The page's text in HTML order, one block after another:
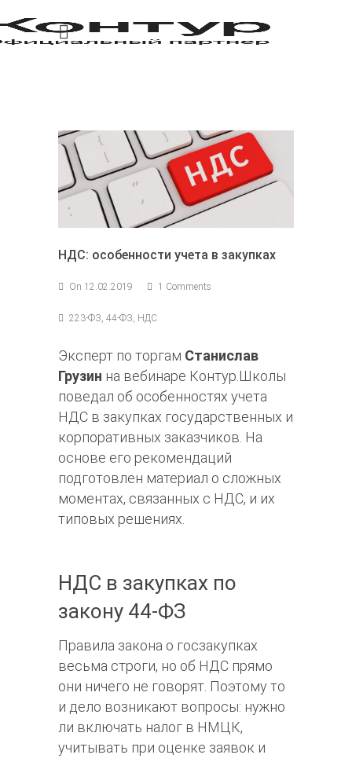
НДС: особенности учета в закупках
On 12.02.2019 1 Comments
223-ФЗ, 44-ФЗ, НДС
Эксперт по торгам Станислав
Грузин на вебинаре Контур.Школы
поведал об особенностях учета
НДС в закупках государственных и
корпоративных заказчиков. На
основе его рекомендаций
подготовлен материал о сложных
моментах, связанных с НДС, и их
типовых решениях.
НДС в закупках по
закону 44-ФЗ
Правила закона о госзакупках
весьма строги, но об НДС прямо
они ничего не говорят. Поэтому то
и дело возникают вопросы: нужно
ли включать налог в НМЦК,
учитывать при оценке заявок и